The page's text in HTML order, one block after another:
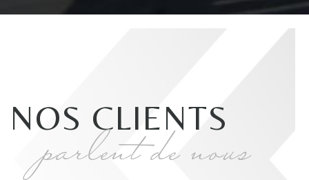
NOS CLIENTS
parlent de nous